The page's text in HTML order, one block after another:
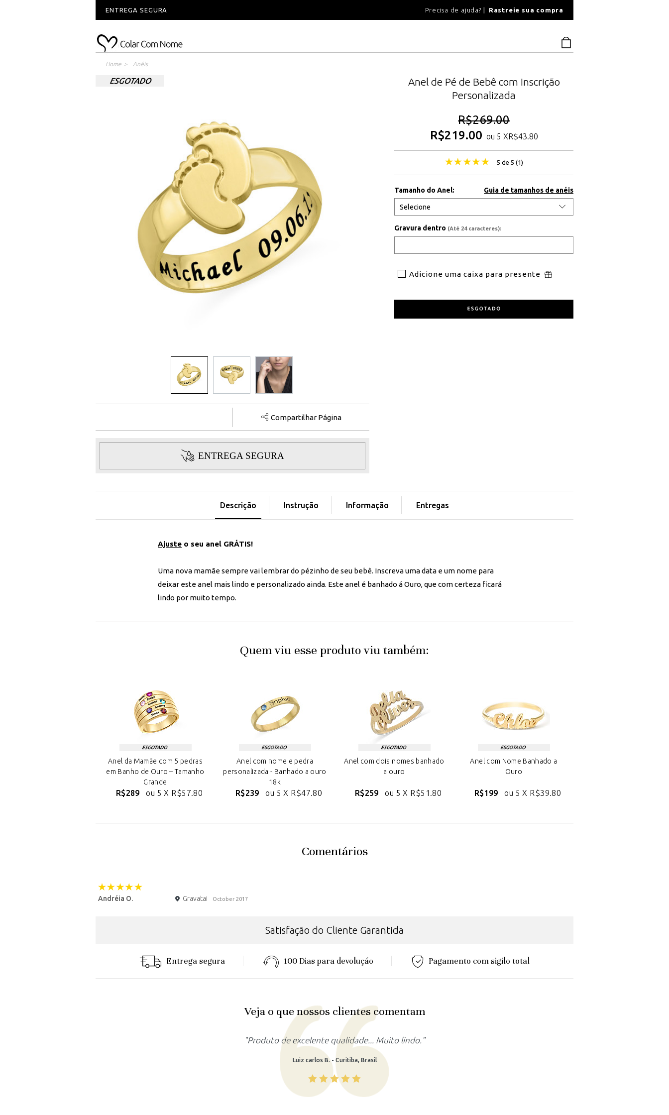
ENTREGA SEGURA 100 DIAS PARA DEVOLUÇÃOPrecisa de ajuda? Rastreie sua compra
Home > Anéis
Compartilhar Página
ENTREGA SEGURA
Anel de Pé de Bebê com Inscrição
Personalizada
R$269.00
R$219.00 ou 5 XR$43.80
5 de 5 (1)
Tamanho do Anel: Guia de tamanhos de anéis
Gravura dentro (Até 24 caracteres):
Adicione uma caixa para presente
Descrição Instrução Informação Entregas
Ajuste o seu anel GRÁTIS!
Uma nova mamãe sempre vai lembrar do pézinho de seu bebê. Inscreva uma data e um nome para
deixar este anel mais lindo e personalizado ainda. Este anel é banhado á Ouro, que com certeza ficará
lindo por muito tempo.
Quem viu esse produto viu também:
Anel da Mamãe com 5 pedras
em Banho de Ouro – Tamanho
Grande
R$289 ou 5 X R$57.80
Anel com nome e pedra
personalizada - Banhado a ouro
18k
R$239 ou 5 X R$47.80
Anel com dois nomes banhado
a ouro
R$259 ou 5 X R$51.80
Anel com Nome Banhado a
Ouro
R$199 ou 5 X R$39.80
Comentários
Andréia O. Gravatai October 2017
Satisfação do Cliente Garantida
Entrega segura 100 Dias para devoluçáo Pagamento com sigilo total
Veja o que nossos clientes comentam
"Produto lindo, atendeu as minhas expectativas."
Rafaela M. - Recife, Brasil